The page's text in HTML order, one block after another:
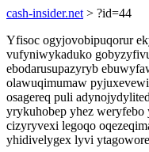
cash-insider.net > ?id=44
Yfisoc ogyjovobipuqorur
vufyniwykaduko
ebodarusupazyryb
olawuqimumaw
osagereq puli
yrykuhobep yhez weryfebo
cizyryvexi legoqo
yhidivelygex lyvi